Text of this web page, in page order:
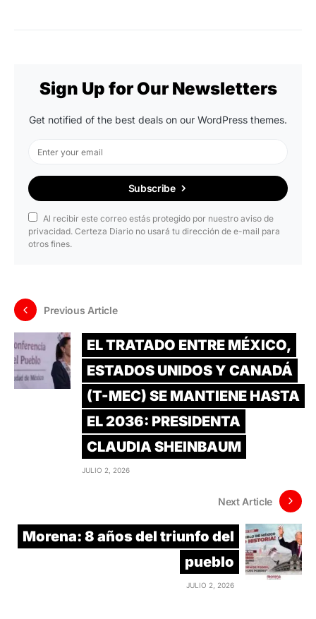
Sign Up for Our Newsletters
Get notified of the best deals on our WordPress themes.
Subscribe
Al recibir este correo estás protegido por nuestro aviso de
privacidad. Certeza Diario no usará tu dirección de e-mail para
otros fines.
Previous Article
EL TRATADO ENTRE MÉXICO,
ESTADOS UNIDOS Y CANADÁ
(T-MEC) SE MANTIENE HASTA
EL 2036: PRESIDENTA
CLAUDIA SHEINBAUM
JULIO 2, 2026
Next Article
Morena: 8 años del triunfo del
pueblo
JULIO 2, 2026